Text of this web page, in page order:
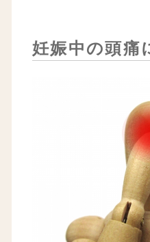
妊娠中の頭痛